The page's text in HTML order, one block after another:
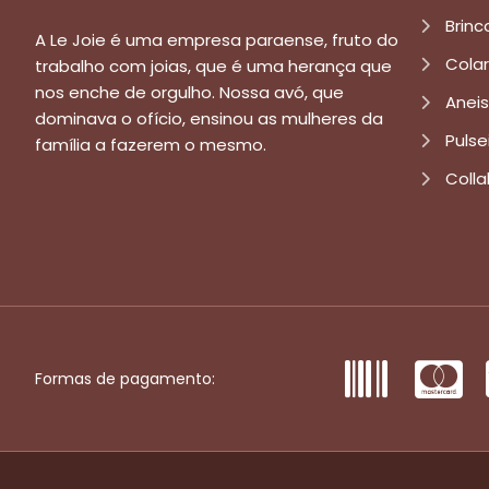
A Le Joie é uma empresa paraense, fruto do
trabalho com joias, que é uma herança que
nos enche de orgulho. Nossa avó, que
dominava o ofício, ensinou as mulheres da
família a fazerem o mesmo.
Aneis
Formas de pagamento: